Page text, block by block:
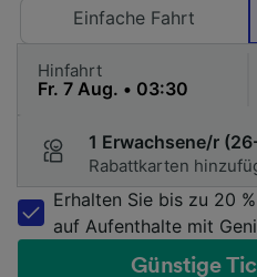
Einfache Fahrt
Hinfahrt
1 Erwachsene/r
Rabattkarten
Erhalten Sie bis zu 20
auf Aufenthalte mit
Günstige